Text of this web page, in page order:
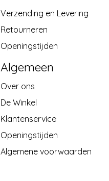
Verzending en Levering
Retourneren
Openingstijden
Algemeen
Over ons
De Winkel
Klantenservice
Openingstijden
Algemene voorwaarden